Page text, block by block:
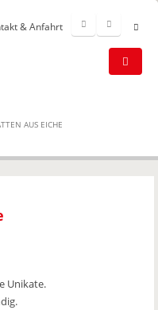
& Anfahrt
AUS EICHE
Unikate.